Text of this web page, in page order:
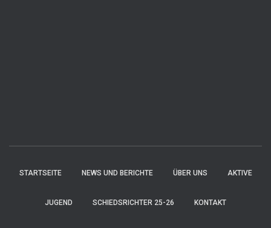
STARTSEITE NEWS UND BERICHTE ÜBER UNS AKTIVE
JUGEND SCHIEDSRICHTER 25-26 KONTAKT